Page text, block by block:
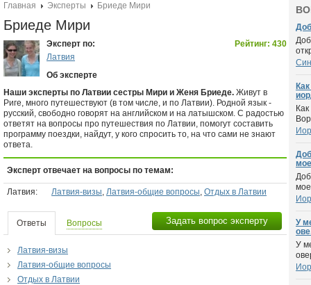
Главная Эксперты Бриеде Мири
Бриеде Мири
Рейтинг: 430
Эксперт по:
Латвия
Об эксперте
Наши эксперты по Латвии сестры Мири и Женя Бриеде. Живут в
Риге, много путешествуют (в том числе, и по Латвии). Родной язык -
русский, свободно говорят на английском и на латышском. С радостью
ответят на вопросы про путешествия по Латвии, помогут составить
программу поездки, найдут, у кого спросить то, на что сами не знают
ответа.
Эксперт отвечает на вопросы по темам:
Латвия: Латвия-визы, Латвия-общие вопросы, Отдых в Латвии
Ответы Вопросы Задать вопрос эксперту
Латвия-визы
Латвия-общие вопросы
Отдых в Латвии
У
У